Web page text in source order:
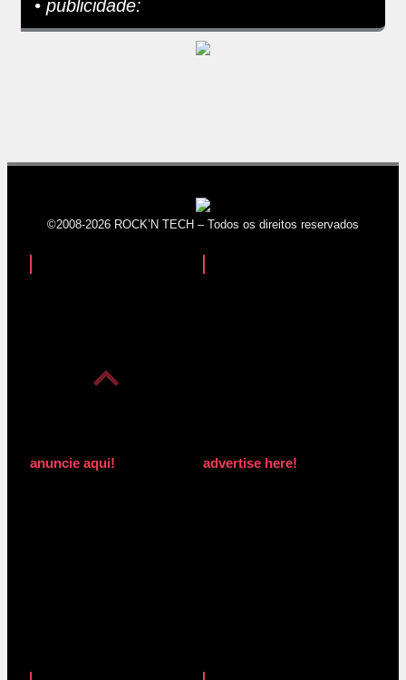
• publicidade:
©2008-2026 ROCK’N TECH – Todos os direitos reservados
anuncie aqui! advertise here!